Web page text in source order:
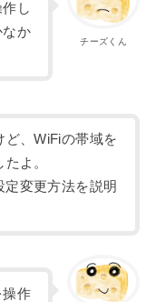
チーズくん
し
なか
ど、WiFiの帯域を
よ。
変更方法を説明
操作